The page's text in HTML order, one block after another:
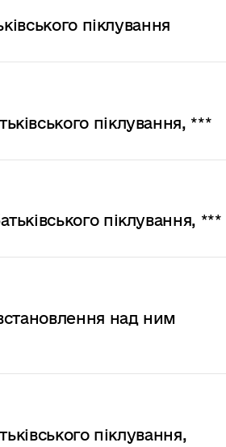
піклування
піклування, ***
піклування, ***
над ним
піклування,